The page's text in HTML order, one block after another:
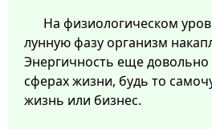
На физиологическом
лунную фазу организм
Энергичность еще довольно
сферах жизни, будь то
жизнь или бизнес.